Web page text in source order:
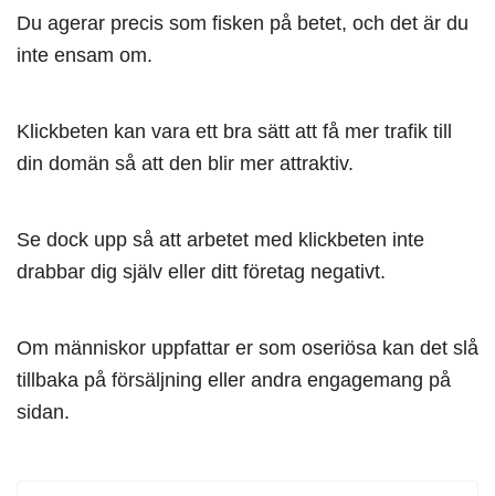
Du agerar precis som fisken på betet, och det är du
inte ensam om.
Klickbeten kan vara ett bra sätt att få mer trafik till
din domän så att den blir mer attraktiv.
Se dock upp så att arbetet med klickbeten inte
drabbar dig själv eller ditt företag negativt.
Om människor uppfattar er som oseriösa kan det slå
tillbaka på försäljning eller andra engagemang på
sidan.